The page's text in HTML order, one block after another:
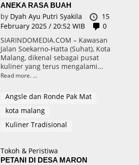
ANEKA RASA BUAH
by Dyah Ayu Putri Syakila
15
February 2025 / 20:52 WIB
0
SIARINDOMEDIA.COM – Kawasan
Jalan Soekarno-Hatta (Suhat), Kota
Malang, dikenal sebagai pusat
kuliner yang terus mengalami...
Read more.
Angsle dan Ronde Pak Mat
kota malang
Kuliner Tradisional
Tokoh & Peristiwa
PETANI DI DESA MARON